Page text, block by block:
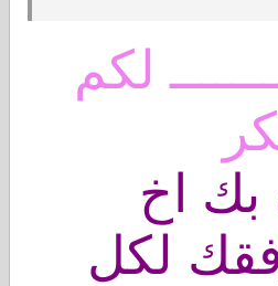
لكم
بك اخ
لكل